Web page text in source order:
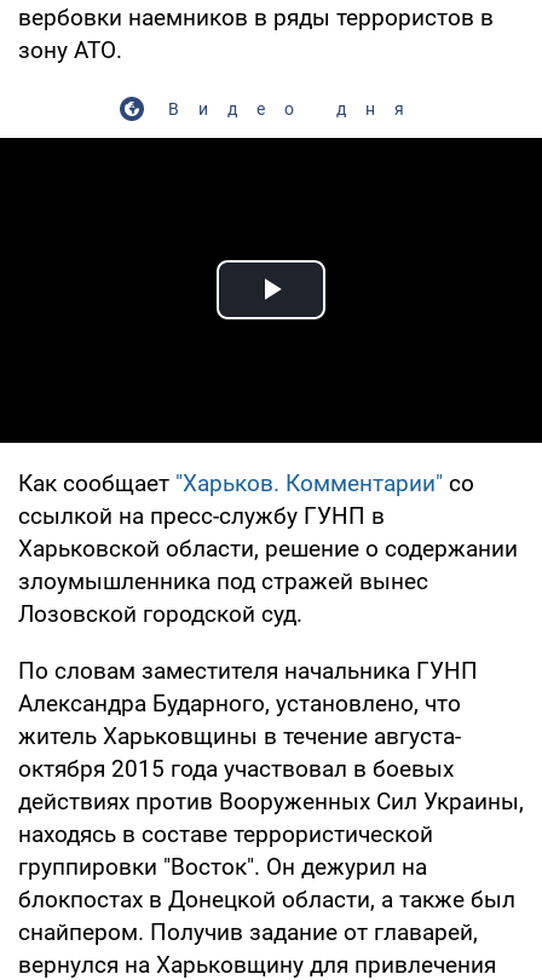
вербовки наемников в ряды террористов в
зону АТО.
Видео дня
Play Video
Как сообщает "Харьков. Комментарии" со
ссылкой на пресс-службу ГУНП в
Харьковской области, решение о содержании
злоумышленника под стражей вынес
Лозовской городской суд.
По словам заместителя начальника ГУНП
Александра Бударного, установлено, что
житель Харьковщины в течение августа-
октября 2015 года участвовал в боевых
действиях против Вооруженных Сил Украины,
находясь в составе террористической
группировки "Восток". Он дежурил на
блокпостах в Донецкой области, а также был
снайпером. Получив задание от главарей,
вернулся на Харьковщину для привлечения